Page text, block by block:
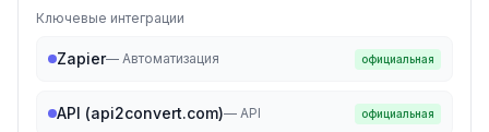
Ключевые интеграции
Zapier— Автоматизация официальная
API (api2convert.com)— API официальная